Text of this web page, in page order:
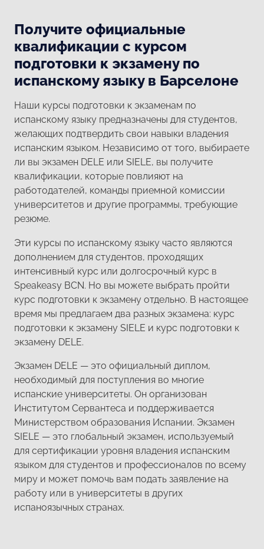
Получите официальные
квалификации с курсом
подготовки к экзамену по
испанскому языку в Барселоне
Наши курсы подготовки к экзаменам по
испанскому языку предназначены для студентов,
желающих подтвердить свои навыки владения
испанским языком. Независимо от того, выбираете
ли вы экзамен DELE или SIELE, вы получите
квалификации, которые повлияют на
работодателей, команды приемной комиссии
университетов и другие программы, требующие
резюме.
Эти курсы по испанскому языку часто являются
дополнением для студентов, проходящих
интенсивный курс или долгосрочный курс в
Speakeasy BCN. Но вы можете выбрать пройти
курс подготовки к экзамену отдельно. В настоящее
время мы предлагаем два разных экзамена: курс
подготовки к экзамену SIELE и курс подготовки к
экзамену DELE.
Экзамен DELE — это официальный диплом,
необходимый для поступления во многие
испанские университеты. Он организован
Институтом Сервантеса и поддерживается
Министерством образования Испании. Экзамен
SIELE — это глобальный экзамен, используемый
для сертификации уровня владения испанским
языком для студентов и профессионалов по всему
миру и может помочь вам подать заявление на
работу или в университеты в других
испаноязычных странах.